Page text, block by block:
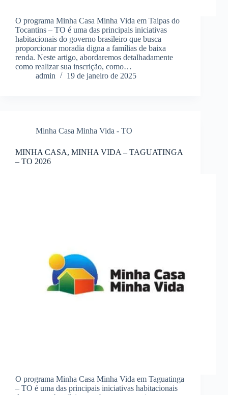
O programa Minha Casa Minha Vida em Taipas do
Tocantins – TO é uma das principais iniciativas
habitacionais do governo brasileiro que busca
proporcionar moradia digna a famílias de baixa
renda. Neste artigo, abordaremos detalhadamente
como realizar sua inscrição, como…
admin
19 de janeiro de 2025
Minha Casa Minha Vida - TO
MINHA CASA, MINHA VIDA – TAGUATINGA
– TO 2026
O programa Minha Casa Minha Vida em Taguatinga
– TO é uma das principais iniciativas habitacionais